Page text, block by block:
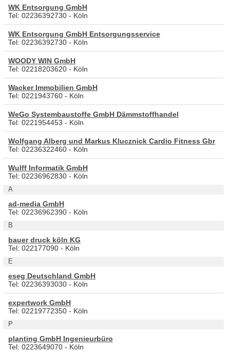
WK Entsorgung GmbH
Tel: 02236392730 - Köln
WK Entsorgung GmbH Entsorgungsservice
Tel: 02236392730 - Köln
WOODY WIN GmbH
Tel: 02218203620 - Köln
Wacker Immobilien GmbH
Tel: 0221943760 - Köln
WeGo Systembaustoffe GmbH Dämmstoffhandel
Tel: 0221954453 - Köln
Wolfgang Alberg und Markus Klucznick Cardio Fitness Gbr
Tel: 02236322460 - Köln
Wulff Informatik GmbH
Tel: 02236962830 - Köln
A
ad-media GmbH
Tel: 02236962390 - Köln
B
bauer druck köln KG
Tel: 022177090 - Köln
E
eseg Deutschland GmbH
Tel: 02236393030 - Köln
expertwork GmbH
Tel: 02219772350 - Köln
P
planting GmbH Ingenieurbüro
Tel: 0223649070 - Köln